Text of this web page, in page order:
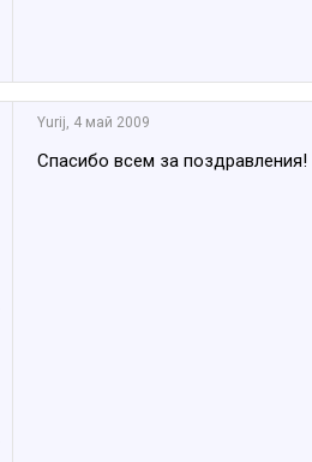
Yurij, 4 май 2009
Спасибо всем за поздравления!